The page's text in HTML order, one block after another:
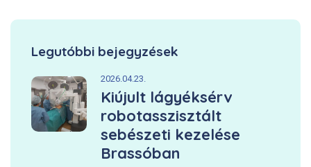
Legutóbbi bejegyzések
2026.04.23.
Kiújult lágyéksérv
robotasszisztált
sebészeti kezelése
Brassóban